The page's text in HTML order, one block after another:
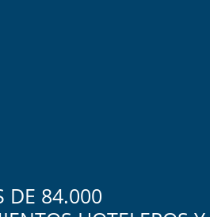
DE 84.000